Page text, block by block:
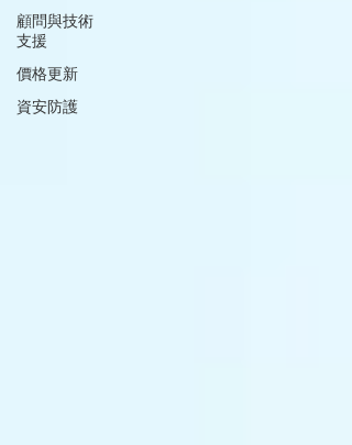
顧問與技術
支援
價格更新
資安防護